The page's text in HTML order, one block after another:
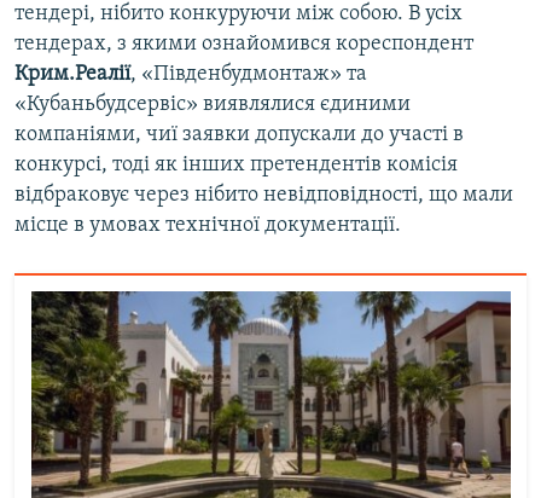
тендері, нібито конкуруючи між собою. В усіх
тендерах, з якими ознайомився кореспондент
Крим.Реалії, «Південбудмонтаж» та
«Кубаньбудсервіс» виявлялися єдиними
компаніями, чиї заявки допускали до участі в
конкурсі, тоді як інших претендентів комісія
відбраковує через нібито невідповідності, що мали
місце в умовах технічної документації.